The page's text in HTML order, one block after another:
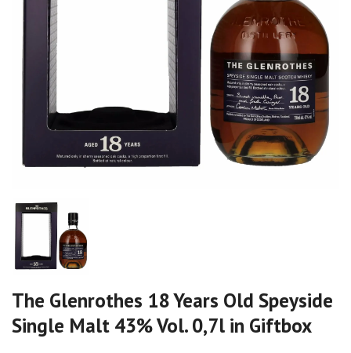
The Glenrothes 18 Years Old Speyside
Single Malt 43% Vol. 0,7l in Giftbox